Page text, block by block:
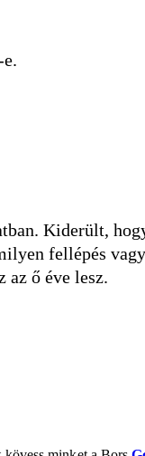
Kiderült,
fellépés
az ő éve lesz.